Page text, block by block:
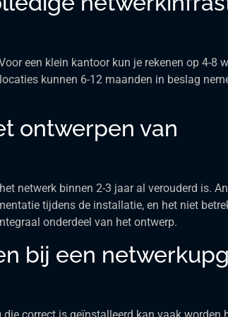
een klein kantoor kun je rekenen op 4-8
kunnen 6-12 maanden in beslag
ontwerpen van
netwerk binnen 2-3 jaar al verouderd is.
tijdens de installatie, en het niet
onderdeel van het ontwerp.
bij een